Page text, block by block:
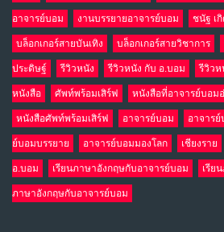
อาจารย์บอม งานบรรยายอาจารย์บอม ชนัฐ เ
บล็อกเกอร์สายบันเทิง บล็อกเกอร์สายวิชาการ
ประดิษฐ์ รีวิวหนัง รีวิวหนัง กับ อ.บอม รีวิวห
หนังสือ ศัพท์พร้อมเสิร์ฟ หนังสือที่อาจารย์บอม
หนังสือศัพท์พร้อมเสิร์ฟ อาจารย์บอม อาจาร
ย์บอมบรรยาย อาจารย์บอมมองโลก เชียงราย
อ.บอม เรียนภาษาอังกฤษกับอาจารย์บอม เรีย
ภาษาอังกฤษกับอาจารย์บอม